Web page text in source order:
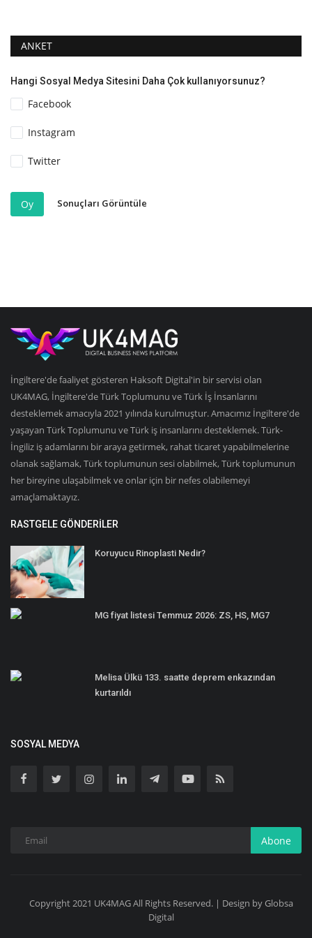
ANKET
Hangi Sosyal Medya Sitesini Daha Çok kullanıyorsunuz?
Facebook
Instagram
Twitter
Oy Sonuçları Görüntüle
İngiltere'de faaliyet gösteren Haksoft Digital'in bir servisi olan
UK4MAG, İngiltere'de Türk Toplumunu ve Türk İş İnsanlarını
desteklemek amacıyla 2021 yılında kurulmuştur. Amacımız İngiltere'de
yaşayan Türk Toplumunu ve Türk iş insanlarını desteklemek. Türk-
İngiliz iş adamlarını bir araya getirmek, rahat ticaret yapabilmelerine
olanak sağlamak, Türk toplumunun sesi olabilmek, Türk toplumunun
her bireyine ulaşabilmek ve onlar için bir nefes olabilemeyi
amaçlamaktayız.
RASTGELE GÖNDERILER
Koruyucu Rinoplasti Nedir?
MG fiyat listesi Temmuz 2026: ZS, HS, MG7
Melisa Ülkü 133. saatte deprem enkazından
kurtarıldı
SOSYAL MEDYA
Abone
Copyright 2021 UK4MAG All Rights Reserved. | Design by Globsa
Digital